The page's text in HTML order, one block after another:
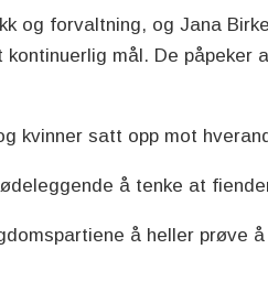
og forvaltning, og Jana
mål. De påpeker
kvinner satt opp mot
å tenke at
å heller prøve